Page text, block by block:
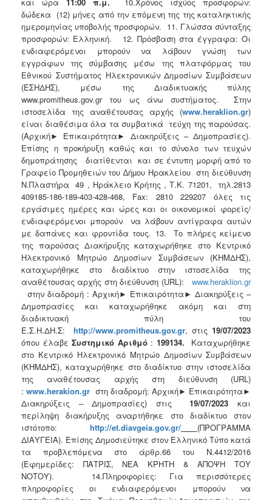
δώδεκα (12) μήνες από την επόμενη της της καταληκτικής
ημερομηνίας υποβολής προσφορών. 11. Γλώσσα σύνταξης
προσφορών: Ελληνική. 12. Πρόσβαση στα έγγραφα: Οι
ενδιαφερόμενοι μπορούν να λάβουν γνώση των
εγγράφων της σύμβασης μέσω της πλατφόρμας του
Εθνικού Συστήματος Ηλεκτρονικών Δημοσίων Συμβάσεων
(ΕΣΗΔΗΣ), μέσω της Διαδικτυακής πύλης
www.promitheus.gov.gr του ως άνω συστήματος. Στην
ιστοσελίδα της αναθέτουσας αρχής (www.heraklion.gr)
είναι διαθέσιμα όλα τα συμβατικά τεύχη της παρούσας.
(Αρχική► Επικαιρότητα► Διακηρύξεις – Δημοπρασίες).
Επίσης η προκήρυξη καθώς και το σύνολο των τευχών
δημοπράτησης διατίθενται και σε έντυπη μορφή από το
Γραφείο Προμηθειών του ∆ήµου Ηρακλείου στη διεύθυνση
Ν.Πλαστήρα 49 , Ηράκλειο Κρήτης , Τ.Κ. 71201, τηλ.2813
409185-186-189-403-428-468, Fax: 2810 229207 όλες τις
εργάσιμες ημέρες και ώρες και οι οικονομικοί φορείς/
ενδιαφερόμενοι μπορούν να λάβουν αντίγραφα αυτών
με δαπάνες και φροντίδα τους. 13. Το πλήρες κείμενο
της παρούσας Διακήρυξης καταχωρήθηκε στο Κεντρικό
Ηλεκτρονικό Μητρώο Δημοσίων Συμβάσεων (ΚΗΜΔΗΣ),
καταχωρήθηκε στο διαδίκτυο στην ιστοσελίδα της
αναθέτουσας αρχής στη διεύθυνση (URL): www.heraklion.gr
στην διαδρομή : Αρχική► Επικαιρότητα► Διακηρύξεις –
Δημοπρασίες και καταχωρήθηκε ακόμη και στη
διαδικτυακή πύλη του
Ε.Σ.Η.ΔΗ.Σ: http://www.promitheus.gov.gr, στις 19/07/2023
όπου έλαβεΣυστημικό Αριθμό: 199134.
Καταχωρήθηκε
στο Κεντρικό Ηλεκτρονικό Μητρώο Δημοσίων Συμβάσεων
(ΚΗΜΔΗΣ), καταχωρήθηκε στο διαδίκτυο στην ιστοσελίδα
της αναθέτουσας αρχής στη διεύθυνση (URL)
:www.herakion.gr στη διαδρομή: Αρχική► Επικαιρότητα►
Διακηρύξεις – Δημοπρασίες) στις19/07/2023και
περίληψη διακήρυξης αναρτήθηκε στο διαδίκτυο στον
ιστότοπο: http://et.diavgeia.gov.gr/
(ΠΡΟΓΡΑΜΜΑ
ΔΙΑΥΓΕΙΑ). Επίσης Δημοσιεύτηκε στον Ελληνικό Τύπο κατά
τα προβλεπόμενα στο άρθρ.66 του Ν.4412/2016
(Εφημερίδες: ΠΑΤΡΙΣ, ΝΕΑ ΚΡΗΤΗ & ΑΠΟΨΗ ΤΟΥ
ΝΟΤΟΥ). 14.Πληροφορίες: Για περισσότερες
πληροφορίες οι ενδιαφερόμενοι μπορούν να